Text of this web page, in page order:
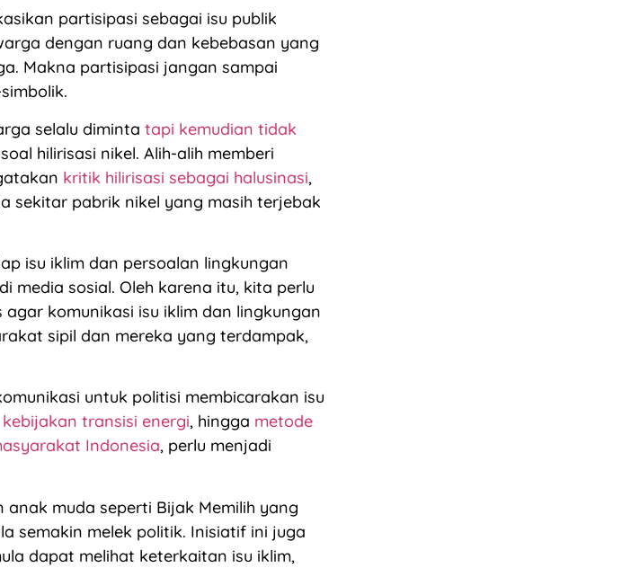
partisipasi sebagai isu publik
dengan ruang dan kebebasan yang
Makna partisipasi jangan sampai
selalu diminta tapi kemudian tidak
hilirisasi nikel. Alih-alih memberi
kritik hilirisasi sebagai halusinasi,
sekitar pabrik nikel yang masih terjebak
isu iklim dan persoalan lingkungan
media sosial. Oleh karena itu, kita perlu
komunikasi isu iklim dan lingkungan
sipil dan mereka yang terdampak,
untuk politisi membicarakan isu
transisi energi, hingga metode
Indonesia, perlu menjadi
muda seperti Bijak Memilih yang
semakin melek politik. Inisiatif ini juga
dapat melihat keterkaitan isu iklim,